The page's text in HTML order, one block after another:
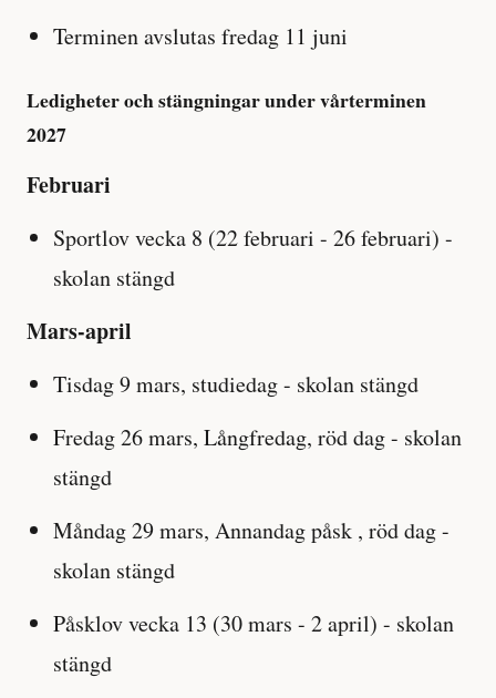
Terminen avslutas fredag 11 juni
Ledigheter och stängningar under vårterminen
2027
Februari
Sportlov vecka 8 (22 februari - 26 februari) -
skolan stängd
Mars-april
Tisdag 9 mars, studiedag - skolan stängd
Fredag 26 mars, Långfredag, röd dag - skolan
stängd
Måndag 29 mars, Annandag påsk , röd dag -
skolan stängd
Påsklov vecka 13 (30 mars - 2 april) - skolan
stängd